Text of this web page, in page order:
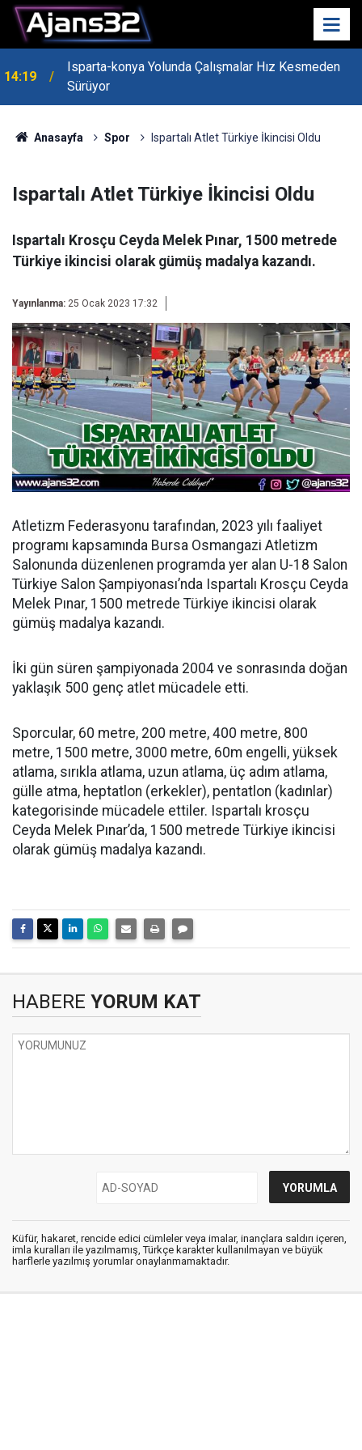
14:19
Isparta-konya Yolunda Çalışmalar Hız Kesmeden
Sürüyor
Anasayfa Spor Ispartalı Atlet Türkiye İkincisi Oldu
Ispartalı Atlet Türkiye İkincisi Oldu
Ispartalı Krosçu Ceyda Melek Pınar, 1500 metrede
Türkiye ikincisi olarak gümüş madalya kazandı.
Yayınlanma: 25 Ocak 2023 17:32
Atletizm Federasyonu tarafından, 2023 yılı faaliyet
programı kapsamında Bursa Osmangazi Atletizm
Salonunda düzenlenen programda yer alan U-18 Salon
Türkiye Salon Şampiyonası’nda Ispartalı Krosçu Ceyda
Melek Pınar, 1500 metrede Türkiye ikincisi olarak
gümüş madalya kazandı.
İki gün süren şampiyonada 2004 ve sonrasında doğan
yaklaşık 500 genç atlet mücadele etti.
Sporcular, 60 metre, 200 metre, 400 metre, 800
metre, 1500 metre, 3000 metre, 60m engelli, yüksek
atlama, sırıkla atlama, uzun atlama, üç adım atlama,
gülle atma, heptatlon (erkekler), pentatlon (kadınlar)
kategorisinde mücadele ettiler. Ispartalı krosçu
Ceyda Melek Pınar’da, 1500 metrede Türkiye ikincisi
olarak gümüş madalya kazandı.
HABERE YORUM KAT
Küfür, hakaret, rencide edici cümleler veya imalar, inançlara saldırı içeren,
imla kuralları ile yazılmamış, Türkçe karakter kullanılmayan ve büyük
harflerle yazılmış yorumlar onaylanmamaktadır.